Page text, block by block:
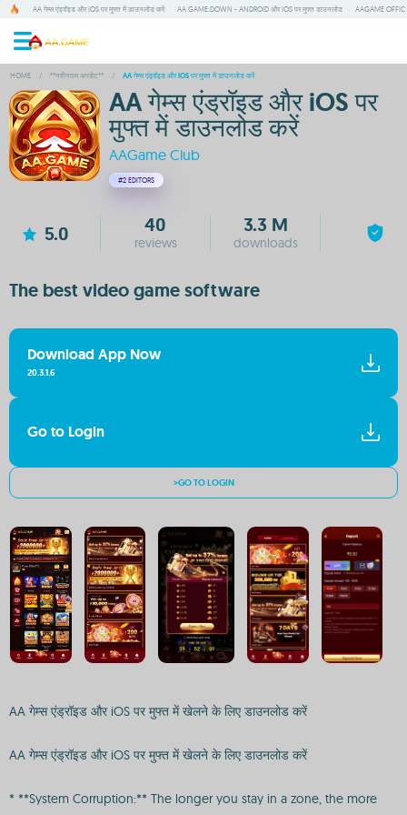
AA गेम्स एंड्रॉइड और IOS पर मुफ्त में डाउनलोड करें AA GAME:DOWN - ANDROID और IOS पर मुफ्त डाउनलोड AAGAME OFFIC
HOME / **नवीनतम अपडेट** / AA गेम्स एंड्रॉइड और IOS पर मुफ्त में डाउनलोड करें
AA गेम्स एंड्रॉइड और iOS पर
मुफ्त में डाउनलोड करें
AAGame Club
#2 EDITORS
5.0 40
reviews
3.3 M
downloads
The best video game software
Download App Now
20.3.1.6
Go to Login
>GO TO LOGIN
AA गेम्स एंड्रॉइड और iOS पर मुफ्त में खेलने के लिए डाउनलोड करें
AA गेम्स एंड्रॉइड और iOS पर मुफ्त में खेलने के लिए डाउनलोड करें
* **System Corruption:** The longer you stay in a zone, the more